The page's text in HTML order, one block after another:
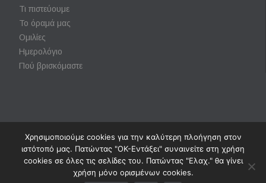
Τι πιστεύουμε
Το όραμά μας
Ομιλίες
Ημερολόγιο
Πού βρισκόμαστε
Powered byDigisol Ltd.|Χρήση Cookies
↑
Χρησιμοποιούμε cookies για την καλύτερη πλοήγηση στον
ιστότοπό μας. Πατώντας "ΟΚ-Εντάξει" συναινείτε στη χρήση
cookies σε όλες τις σελίδες του. Πατώντας "Ελαχ." θα γίνει
χρήση μόνο ορισμένων cookies.